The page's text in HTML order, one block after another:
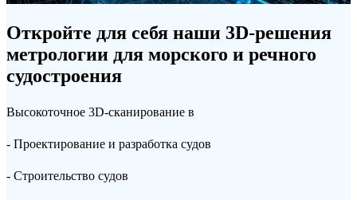
Откройте для себя наши 3D-решения
метрологии для морского и речного
судостроения
Высокоточное 3D-сканирование в
- Проектирование и разработка судов
- Строительство судов